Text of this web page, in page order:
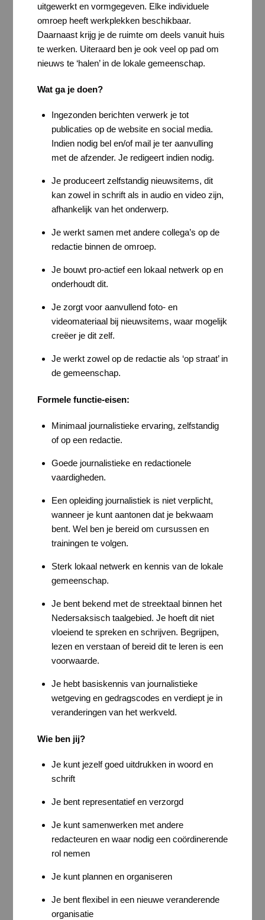
uitgewerkt en vormgegeven. Elke individuele
omroep heeft werkplekken beschikbaar.
Daarnaast krijg je de ruimte om deels vanuit huis
te werken. Uiteraard ben je ook veel op pad om
nieuws te ‘halen’ in de lokale gemeenschap.
Wat ga je doen?
Ingezonden berichten verwerk je tot
publicaties op de website en social media.
Indien nodig bel en/of mail je ter aanvulling
met de afzender. Je redigeert indien nodig.
Je produceert zelfstandig nieuwsitems, dit
kan zowel in schrift als in audio en video zijn,
afhankelijk van het onderwerp.
Je werkt samen met andere collega’s op de
redactie binnen de omroep.
Je bouwt pro-actief een lokaal netwerk op en
onderhoudt dit.
Je zorgt voor aanvullend foto- en
videomateriaal bij nieuwsitems, waar mogelijk
creëer je dit zelf.
Je werkt zowel op de redactie als ‘op straat’ in
de gemeenschap.
Formele functie-eisen:
Minimaal journalistieke ervaring, zelfstandig
of op een redactie.
Goede journalistieke en redactionele
vaardigheden.
Een opleiding journalistiek is niet verplicht,
wanneer je kunt aantonen dat je bekwaam
bent. Wel ben je bereid om cursussen en
trainingen te volgen.
Sterk lokaal netwerk en kennis van de lokale
gemeenschap.
Je bent bekend met de streektaal binnen het
Nedersaksisch taalgebied. Je hoeft dit niet
vloeiend te spreken en schrijven. Begrijpen,
lezen en verstaan of bereid dit te leren is een
voorwaarde.
Je hebt basiskennis van journalistieke
wetgeving en gedragscodes en verdiept je in
veranderingen van het werkveld.
Wie ben jij?
Je kunt jezelf goed uitdrukken in woord en
schrift
Je bent representatief en verzorgd
Je kunt samenwerken met andere
redacteuren en waar nodig een coördinerende
rol nemen
Je kunt plannen en organiseren
Je bent flexibel in een nieuwe veranderende
organisatie